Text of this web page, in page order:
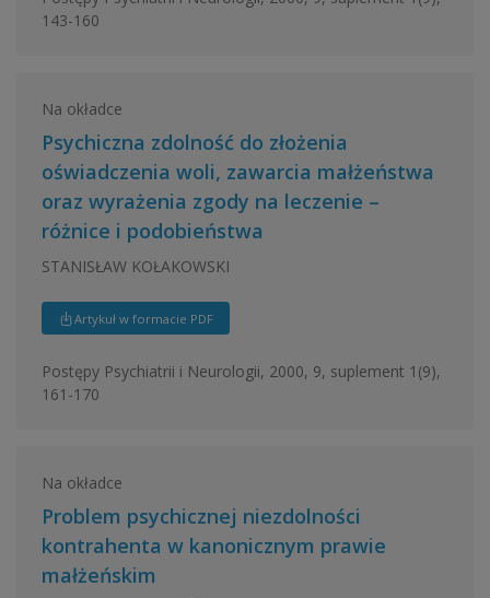
143-160
Na okładce
Psychiczna zdolność do złożenia
oświadczenia woli, zawarcia małżeństwa
oraz wyrażenia zgody na leczenie –
różnice i podobieństwa
STANISŁAW KOŁAKOWSKI
Artykuł w formacie PDF
Postępy Psychiatrii i Neurologii, 2000, 9, suplement 1(9),
161-170
Na okładce
Problem psychicznej niezdolności
kontrahenta w kanonicznym prawie
małżeńskim